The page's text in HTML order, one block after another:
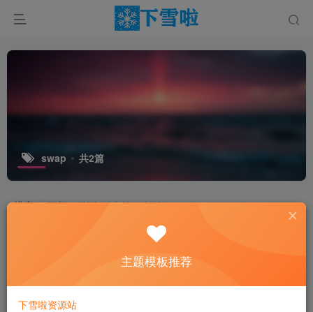
swap 共2篇
排序 更新 浏览 点赞 评论
主题模板推荐
下雪啦资源站